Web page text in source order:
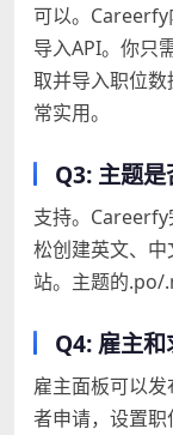
可以。
导入API。你只
取并导入职位
常实用。
Q3: 主题是
支持。Careerfy
松创建英文、
站。主题的.po/
Q4: 雇主和
雇主面板可以
者申请，设置